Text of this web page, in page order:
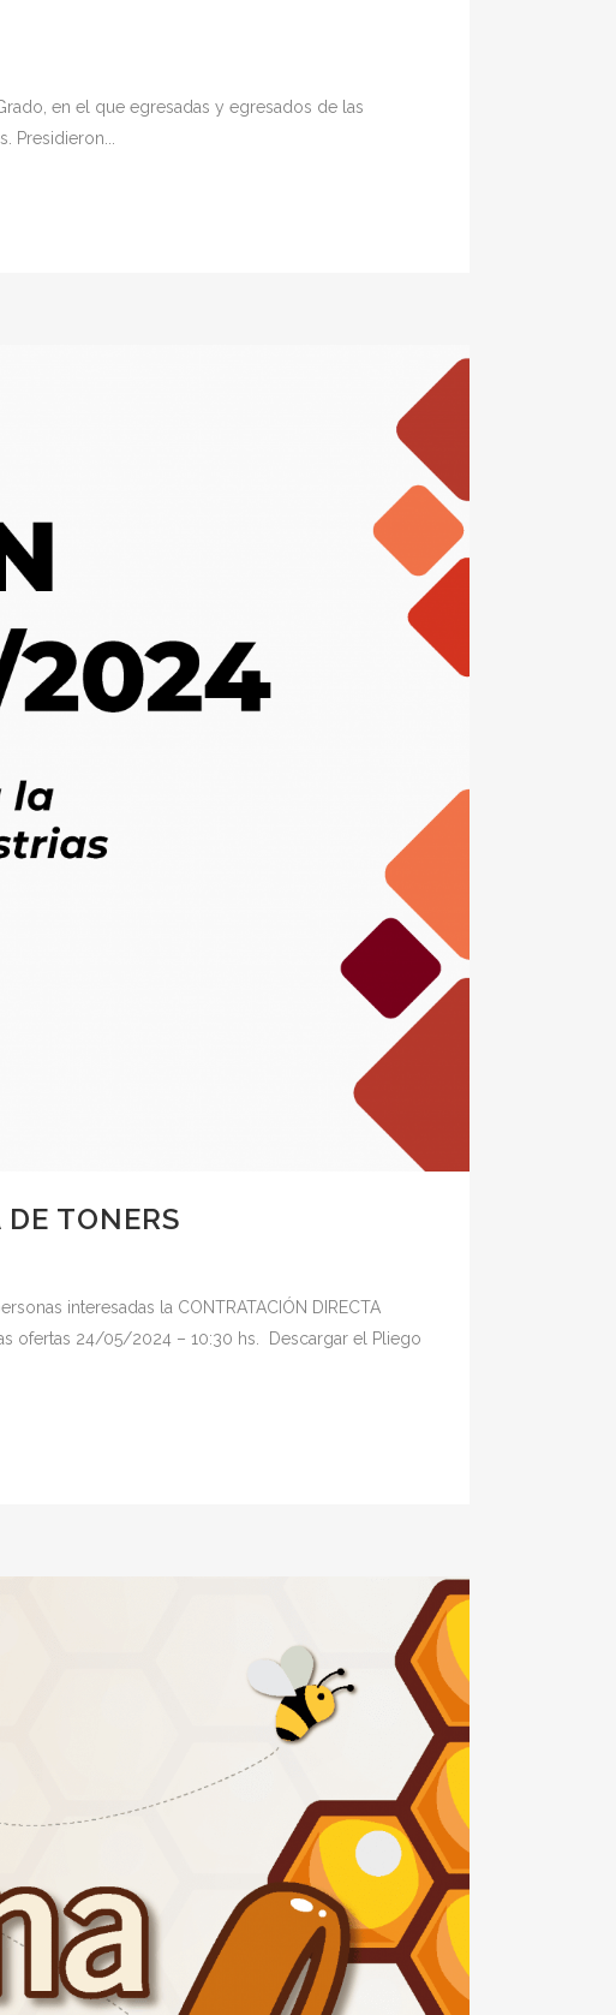
en el que egresadas y egresados de las
Presidieron...
TONERS
interesadas la CONTRATACIÓN DIRECTA
ofertas 24/05/2024 – 10:30 hs. Descargar el Pliego